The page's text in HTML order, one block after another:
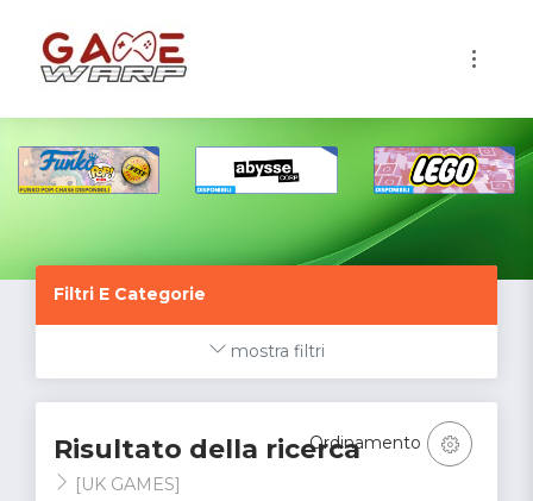
Filtri E Categorie
mostra filtri
Risultato della ricerca
[UK GAMES]
Ordinamento